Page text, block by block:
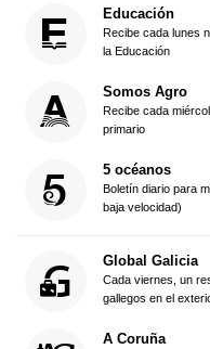
Educación
Recibe cada lunes
la Educación
Somos Agro
Recibe cada
primario
5 océanos
Boletín diario para
baja velocidad)
Global Galicia
Cada viernes, un
gallegos en el
A Coruña